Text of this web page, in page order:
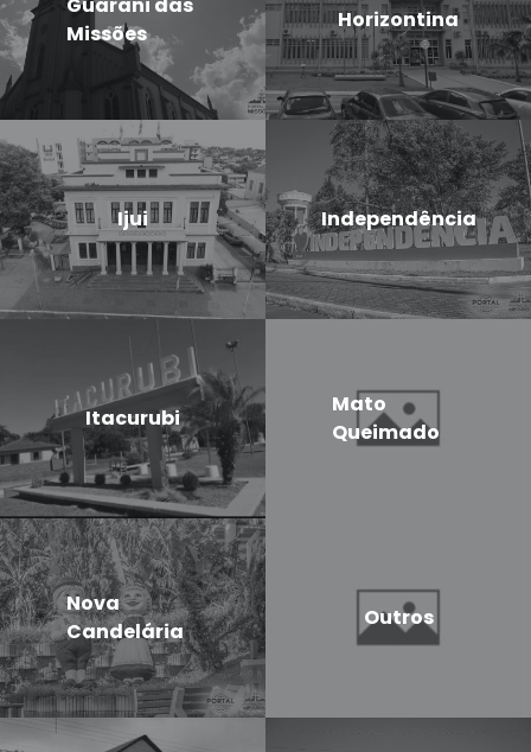
Missões
Horizontina
Ijui Independência
Itacurubi
Mato
Queimado
Nova
Candelária
Outros